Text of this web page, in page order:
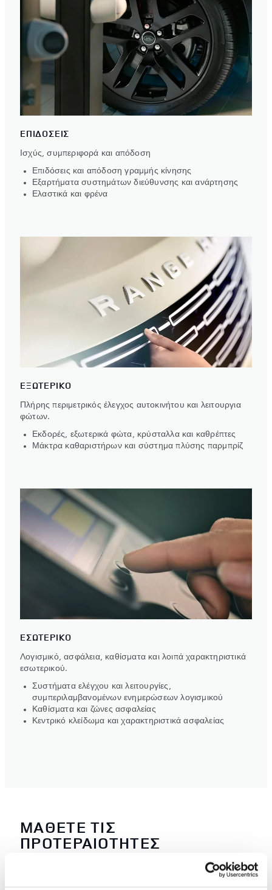
ΕΠΙΔΟΣΕΙΣ
Ισχύς, συμπεριφορά και απόδοση
Επιδόσεις και απόδοση γραμμής κίνησης
Εξαρτήματα συστημάτων διεύθυνσης και ανάρτησης
Ελαστικά και φρένα
ΕΞΩΤΕΡΙΚΟ
Πλήρης περιμετρικός έλεγχος αυτοκινήτου και λειτουργια
φώτων.
Εκδορές, εξωτερικά φώτα, κρύσταλλα και καθρέπτες
Μάκτρα καθαριστήρων και σύστημα πλύσης παρμπρίζ
ΕΣΩΤΕΡΙΚΟ
Λογισμικό, ασφάλεια, καθίσματα και λοιπά χαρακτηριστικά
εσωτερικού.
Συστήματα ελέγχου και λειτουργίες,
συμπεριλαμβανομένων ενημερώσεων λογισμικού
Καθίσματα και ζώνες ασφαλείας
Κεντρικό κλείδωμα και χαρακτηριστικά ασφαλείας
ΜΑΘΕΤΕ ΤΙΣ
ΠΡΟΤΕΡΑΙΟΤΗΤΕΣ
Αφού ολοκληρωθεί η διαδικασία, θα παραλάβετε μια